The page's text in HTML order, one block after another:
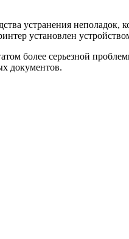
устранения неполадок,
установлен
более серьезной
документов.